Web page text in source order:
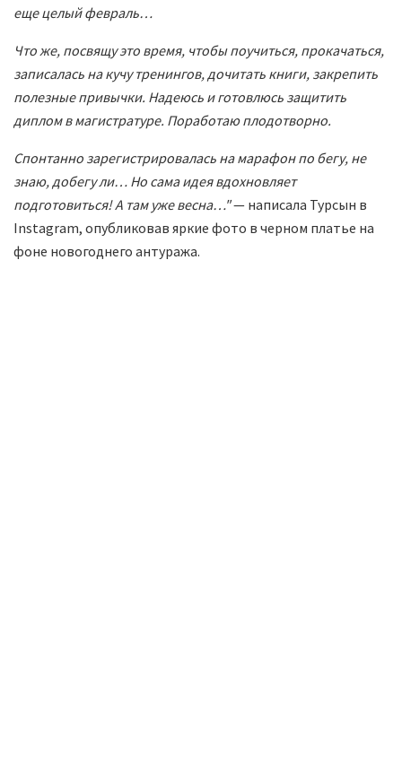
еще целый февраль…
Что же, посвящу это время, чтобы поучиться, прокачаться,
записалась на кучу тренингов, дочитать книги, закрепить
полезные привычки. Надеюсь и готовлюсь защитить
диплом в магистратуре. Поработаю плодотворно.
Спонтанно зарегистрировалась на марафон по бегу, не
знаю, добегу ли… Но сама идея вдохновляет
подготовиться! А там уже весна…"— написала Турсын в
Instagram, опубликовав яркие фото в черном платье на
фоне новогоднего антуража.